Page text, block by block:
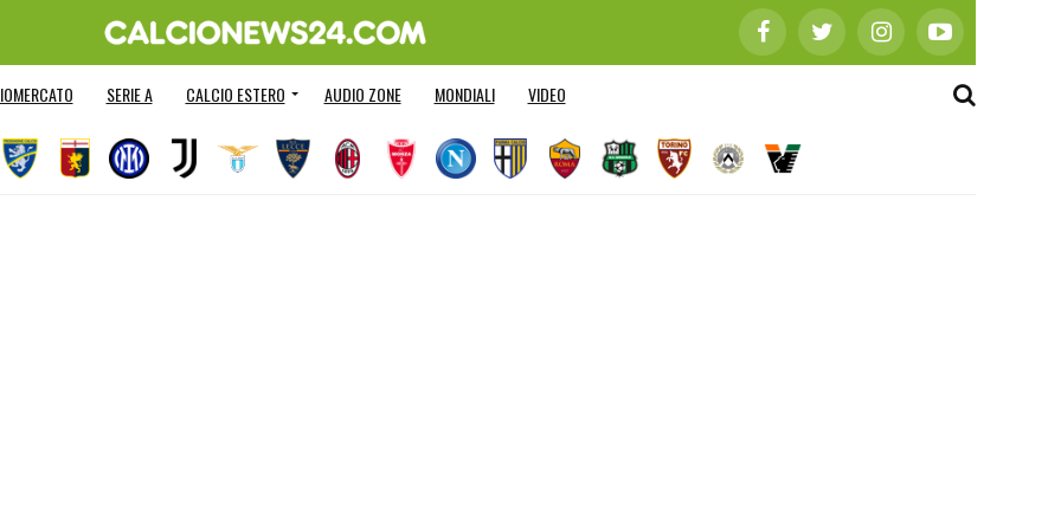
SERIE A CALCIO ESTERO AUDIO ZONE MONDIALI VIDEO